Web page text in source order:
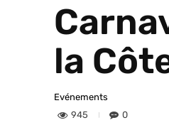
la
Evénements
945
0